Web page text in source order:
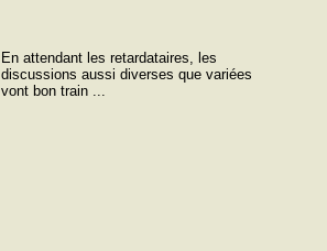
En attendant les retardataires, les
discussions aussi diverses que variées
vont bon train ...